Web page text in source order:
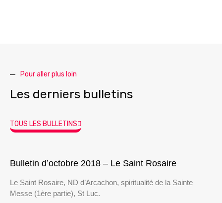
Pour aller plus loin
Les derniers bulletins
TOUS LES BULLETINS
Bulletin d’octobre 2018 – Le Saint Rosaire
Le Saint Rosaire, ND d’Arcachon, spiritualité de la Sainte
Messe (1ère partie), St Luc.